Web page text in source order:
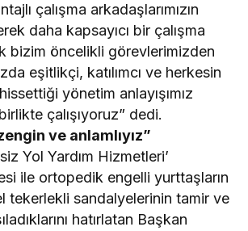
çalışma arkadaşlarımızın
daha kapsayıcı bir çalışma
bizim öncelikli görevlerimizden
eşitlikçi, katılımcı ve herkesin
yönetim anlayışımız
çalışıyoruz” dedi.
ve anlamlıyız”
Yol Yardım Hizmetleri’
ile ortopedik engelli yurttaşların
tekerlekli sandalyelerinin tamir ve
hatırlatan Başkan